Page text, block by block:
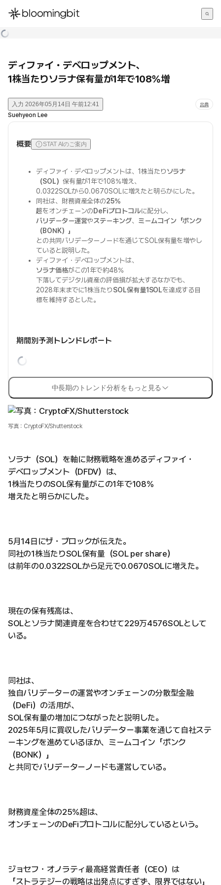
한국어
ディファイ・デベロップメント、
1株当たりソラナ保有量が1年で108%増
入力 2026年05月14日 午前12:41 出典
Suehyeon Lee
概要 STAT AIのご案内
ディファイ・デベロップメントは、1株当たりソラナ
（SOL） 保有量が1年で108%増え、
0.0322SOLから0.0670SOLに増えたと明らかにした。
同社は、財務資産全体の25%
超をオンチェーンのDeFiプロトコルに配分し、
バリデーター運営やステーキング、 ミームコイン「ボンク
（BONK）」
との共同バリデーターノードを通じてSOL保有量を増やし
ていると説明した。
ディファイ・デベロップメントは、
ソラナ価格がこの1年で約48%
下落してデジタル資産の評価損が拡大するなかでも、
2028年末までに1株当たりSOL保有量1SOLを達成する目
標を維持するとした。
期間別予測トレンドレポート
中長期のトレンド分析をもっと見る
写真：CryptoFX/Shutterstock
ソラナ（SOL）を軸に財務戦略を進めるディファイ・
デベロップメント（DFDV）は、
1株当たりのSOL保有量がこの1年で108%
増えたと明らかにした。
5月14日にザ・ブロックが伝えた。
同社の1株当たりSOL保有量（SOL per share）
は前年の0.0322SOLから足元で0.0670SOLに増えた。
現在の保有残高は、
SOLとソラナ関連資産を合わせて229万4576SOLとして
いる。
同社は、
独自バリデーターの運営やオンチェーンの分散型金融
（DeFi）の活用が、
SOL保有量の増加につながったと説明した。
2025年5月に買収したバリデーター事業を通じて自社ステ
ーキングを進めているほか、ミームコイン「ボンク
（BONK）」
と共同でバリデーターノードも運営している。
財務資産全体の25%超は、
オンチェーンのDeFiプロトコルに配分しているという。
ジョセフ・オノラティ最高経営責任者（CEO）は
「ストラテジーの戦略は出発点にすぎず、限界ではない」